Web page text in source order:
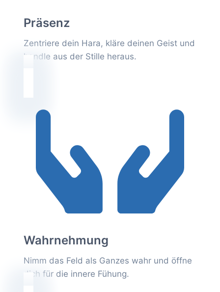
Präsenz
Zentriere dein Hara, kläre deinen Geist und
handle aus der Stille heraus.
Wahrnehmung
Nimm das Feld als Ganzes wahr und öffne
dich für die innere Fühung.